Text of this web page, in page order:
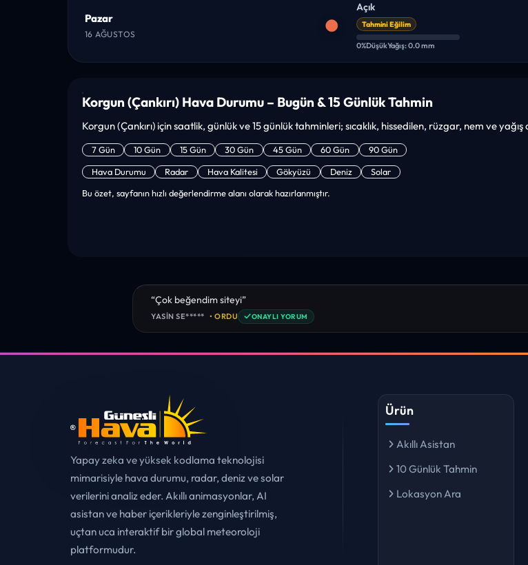
Pazar
16 AĞUSTOS
Açık
Tahmini Eğilim
0%DüşükYağış: 0.0 mm
Korgun (Çankırı) Hava Durumu – Bugün & 15 Günlük Tahmin
Korgun (Çankırı) için saatlik, günlük ve 15 günlük tahminleri; sıcaklık, hissedilen, rüzgar, nem ve
7 Gün 10 Gün 15 Gün 30 Gün 45 Gün 60 Gün
90 Gün
Hava Durumu
Radar Hava Kalitesi Gökyüzü Deniz
Solar
Bu özet, sayfanın hızlı değerlendirme alanı olarak hazırlanmıştır.
“sanırım yeni bir hava durumu sitesisiniz. ilk defa bu denli bir site gördüm. bundn sonra
tebrikler. sitede istediğim tüm bilgiyi bulabiliyorum. ekibinizin emeğine saglık”
Ürün
Lokasyon Ara